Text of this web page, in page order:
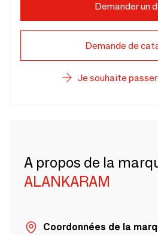
Demander un
Demande de
Je souhaite
A propos de la
ALANKARAM
Coordonnées de la